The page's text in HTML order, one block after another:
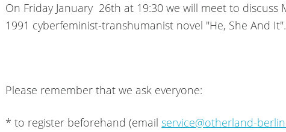
On Friday January 26th at 19:30 we will meet to discuss
1991 cyberfeminist-transhumanist novel "He, She And It".
Please remember that we ask everyone:
* to register beforehand (emailservice@otherland-